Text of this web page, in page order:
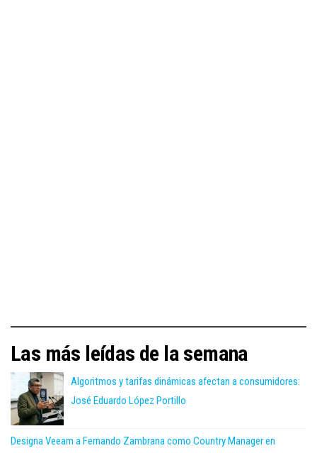
Las más leídas de la semana
Algoritmos y tarifas dinámicas afectan a consumidores:
José Eduardo López Portillo
Designa Veeam a Fernando Zambrana como Country Manager en